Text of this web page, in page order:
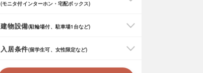
(モニタ付インターホン・宅配ボックス)
建物設備(駐輪場付、駐車場1台など)
入居条件(留学生可、女性限定など)